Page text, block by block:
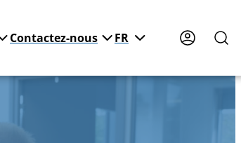
Contactez-nous FR